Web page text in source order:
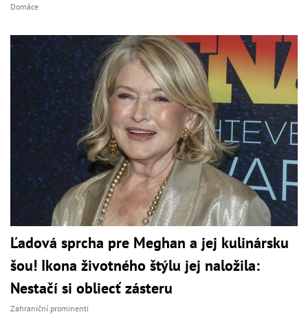
Domáce
Ľadová sprcha pre Meghan a jej kulinársku
šou! Ikona životného štýlu jej naložila:
Nestačí si obliecť zásteru
Zahraniční prominenti